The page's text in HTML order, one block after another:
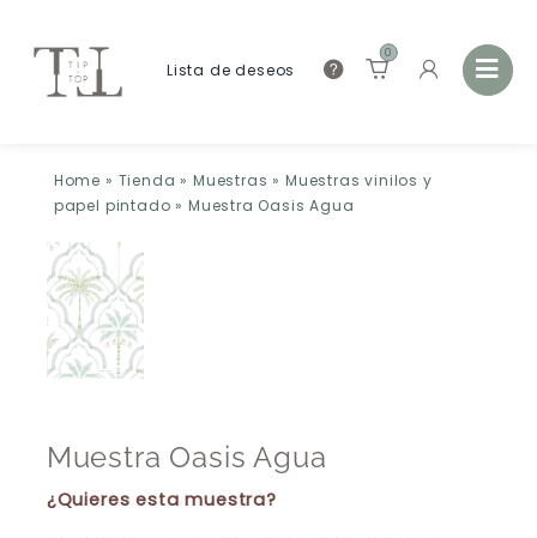
Lista de deseos
0
Home » Tienda » Muestras » Muestras vinilos y
papel pintado » Muestra Oasis Agua
Muestra Oasis Agua
¿Quieres esta muestra?